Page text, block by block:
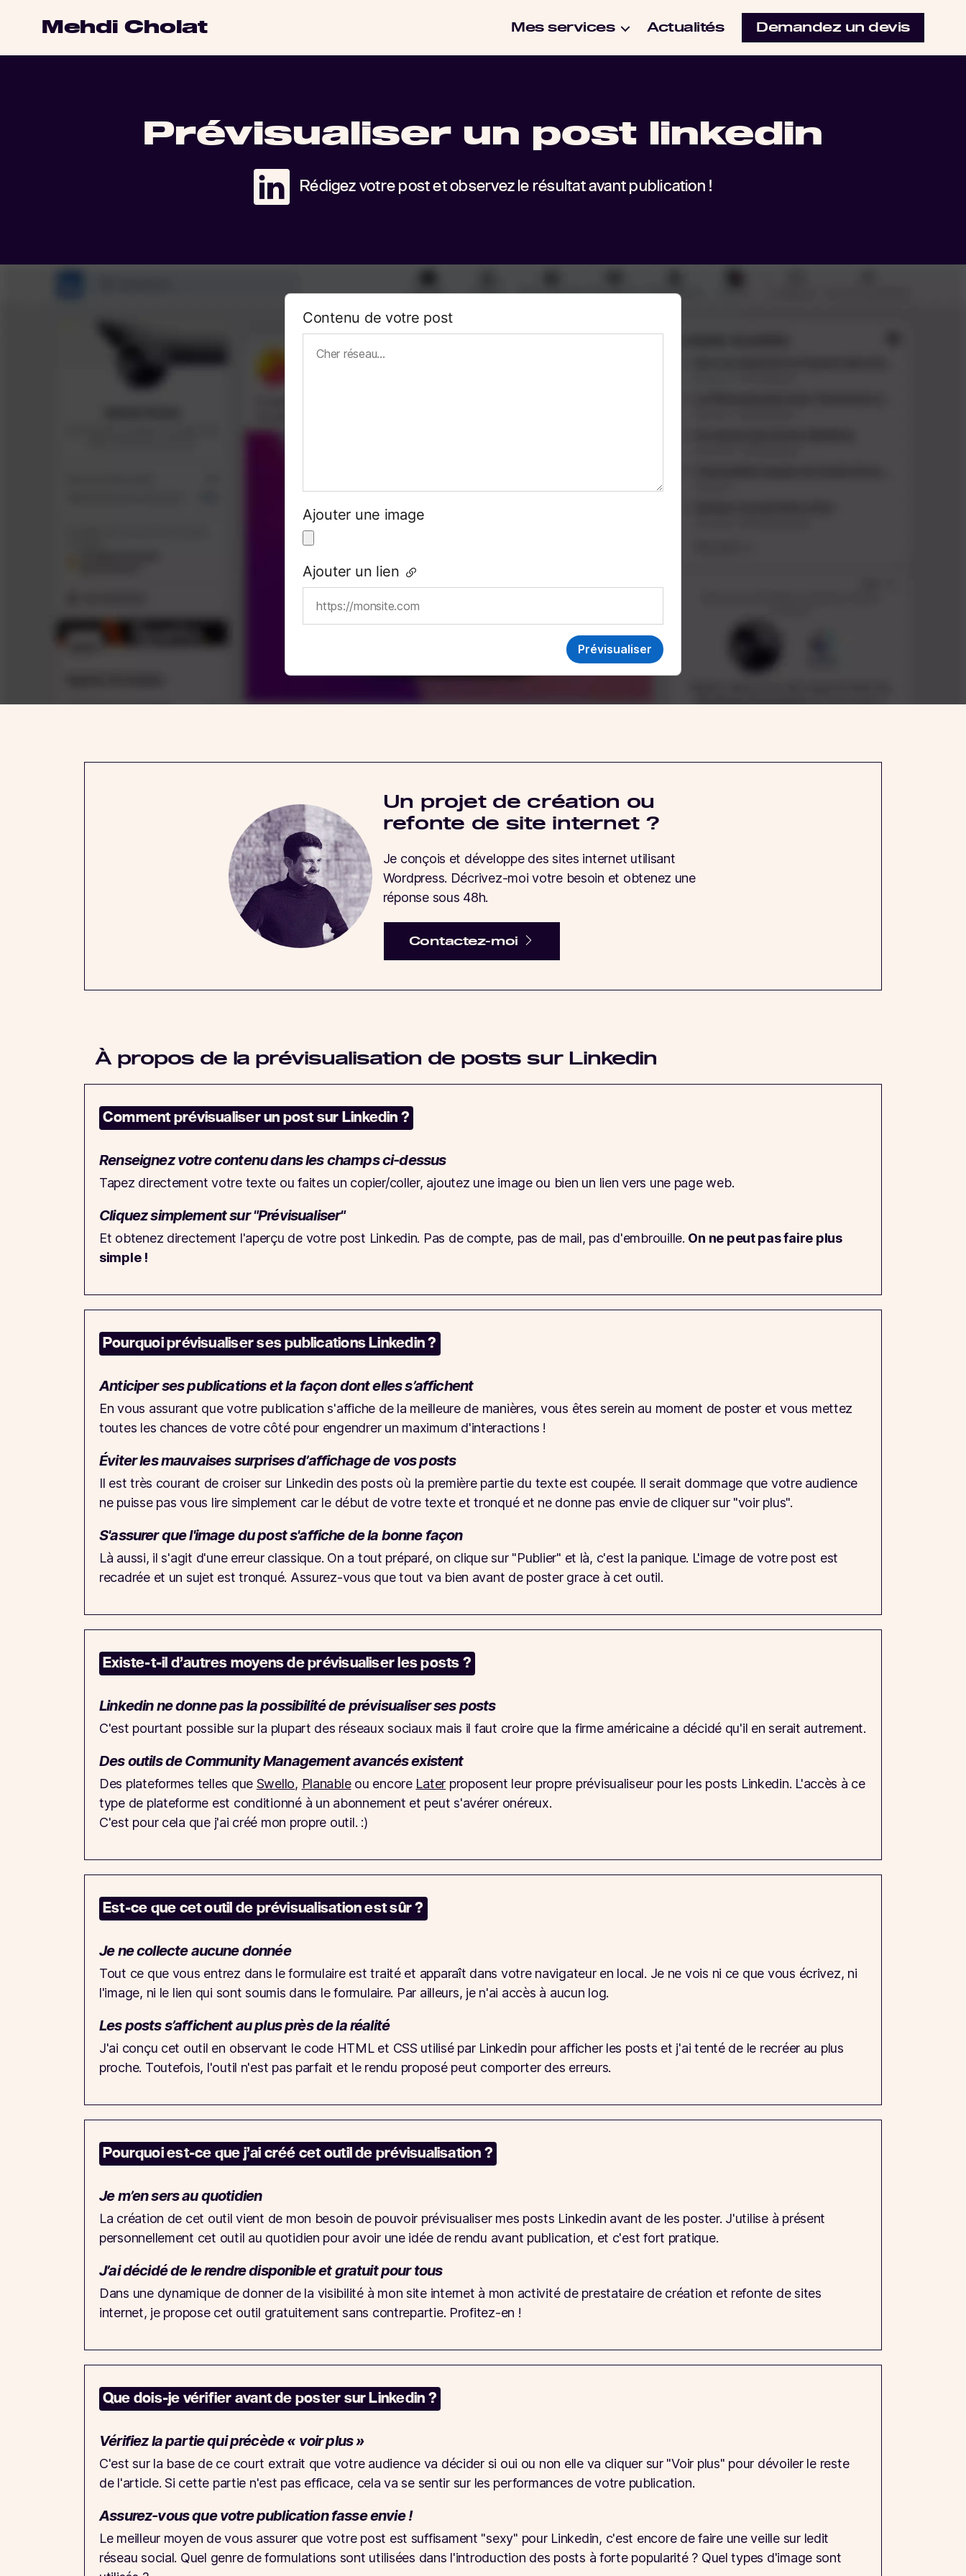
Mehdi Cholat Mes services Actualités Demandez un devis
Prévisualiser un post linkedin
Rédigez votre post et observez le résultat avant publication !
Contenu de votre post
Ajouter une image
Ajouter un lien
Un projet de création ou
refonte de site internet ?
Je conçois et développe des sites internet utilisant
Wordpress. Décrivez-moi votre besoin et obtenez une
réponse sous 48h.
Contactez-moi
À propos de la prévisualisation de posts sur Linkedin
Comment prévisualiser un post sur Linkedin ?
Renseignez votre contenu dans les champs ci-dessus
Tapez directement votre texte ou faites un copier/coller, ajoutez une image ou bien un lien vers une page web.
Cliquez simplement sur "Prévisualiser"
Et obtenez directement l'aperçu de votre post Linkedin. Pas de compte, pas de mail, pas d'embrouille. On ne peut pas faire plus
simple !
Pourquoi prévisualiser ses publications Linkedin ?
Anticiper ses publications et la façon dont elles s’affichent
En vous assurant que votre publication s'affiche de la meilleure de manières, vous êtes serein au moment de poster et vous mettez
toutes les chances de votre côté pour engendrer un maximum d'interactions !
Éviter les mauvaises surprises d’affichage de vos posts
Il est très courant de croiser sur Linkedin des posts où la première partie du texte est coupée. Il serait dommage que votre audience
ne puisse pas vous lire simplement car le début de votre texte et tronqué et ne donne pas envie de cliquer sur "voir plus".
S'assurer que l'image du post s'affiche de la bonne façon
Là aussi, il s'agit d'une erreur classique. On a tout préparé, on clique sur "Publier" et là, c'est la panique. L'image de votre post est
recadrée et un sujet est tronqué. Assurez-vous que tout va bien avant de poster grace à cet outil.
Existe-t-il d’autres moyens de prévisualiser les posts ?
Linkedin ne donne pas la possibilité de prévisualiser ses posts
C'est pourtant possible sur la plupart des réseaux sociaux mais il faut croire que la firme américaine a décidé qu'il en serait autrement.
Des outils de Community Management avancés existent
Des plateformes telles que Swello, Planableou encore Later proposent leur propre prévisualiseur pour les posts Linkedin. L'accès à ce
type de plateforme est conditionné à un abonnement et peut s'avérer onéreux.
C'est pour cela que j'ai créé mon propre outil. :)
Est-ce que cet outil de prévisualisation est sûr ?
Je ne collecte aucune donnée
Tout ce que vous entrez dans le formulaire est traité et apparaît dans votre navigateur en local. Je ne vois ni ce que vous écrivez, ni
l'image, ni le lien qui sont soumis dans le formulaire. Par ailleurs, je n'ai accès à aucun log.
Les posts s’affichent au plus près de la réalité
J'ai conçu cet outil en observant le code HTML et CSS utilisé par Linkedin pour afficher les posts et j'ai tenté de le recréer au plus
proche. Toutefois, l'outil n'est pas parfait et le rendu proposé peut comporter des erreurs.
Pourquoi est-ce que j’ai créé cet outil de prévisualisation ?
Je m’en sers au quotidien
La création de cet outil vient de mon besoin de pouvoir prévisualiser mes posts Linkedin avant de les poster. J'utilise à présent
personnellement cet outil au quotidien pour avoir une idée de rendu avant publication, et c'est fort pratique.
J’ai décidé de le rendre disponible et gratuit pour tous
Dans une dynamique de donner de la visibilité à mon site internet à mon activité de prestataire de création et refonte de sites
internet, je propose cet outil gratuitement sans contrepartie. Profitez-en !
Que dois-je vérifier avant de poster sur Linkedin ?
Vérifiez la partie qui précède « voir plus »
C'est sur la base de ce court extrait que votre audience va décider si oui ou non elle va cliquer sur "Voir plus" pour dévoiler le reste
de l'article. Si cette partie n'est pas efficace, cela va se sentir sur les performances de votre publication.
Assurez-vous que votre publication fasse envie !
Le meilleur moyen de vous assurer que votre post est suffisament "sexy" pour Linkedin, c'est encore de faire une veille sur ledit
réseau social. Quel genre de formulations sont utilisées dans l'introduction des posts à forte popularité ? Quel types d'image sont